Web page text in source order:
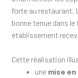
forte au restaurant.
bonne tenue dans
établissement
Cette réalisation
une mise